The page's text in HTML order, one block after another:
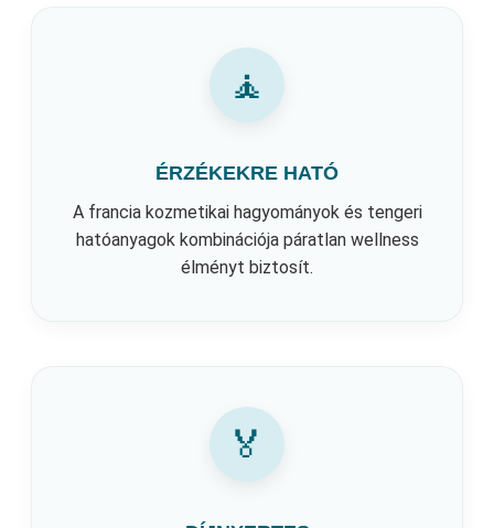
🧘
ÉRZÉKEKRE HATÓ
A francia kozmetikai hagyományok és tengeri
hatóanyagok kombinációja páratlan wellness
élményt biztosít.
🏅